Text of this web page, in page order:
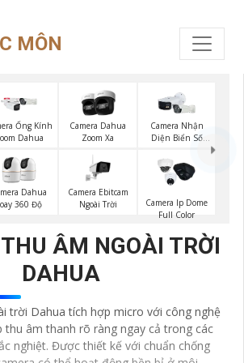
MÔN
Ống Kính
Dahua
Camera Dahua
Zoom Xa
Camera Nhận
Diện Biển Số
Dahua
360 Độ
Camera Ebitcam
Ngoài Trời
Camera Ip Dome
Full Color
ÂM NGOÀI TRỜI
DAHUA
trời Dahua tích hợp micro với công nghệ
thu âm thanh rõ ràng ngay cả trong các
nghiệt. Được thiết kế với chuẩn chống